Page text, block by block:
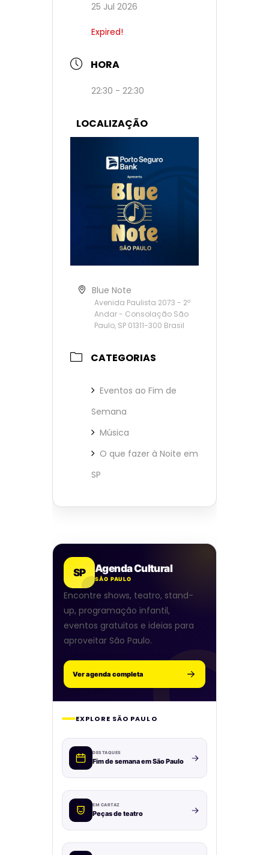
25 Jul 2026
Expired!
HORA
22:30 - 22:30
LOCALIZAÇÃO
Blue Note
Avenida Paulista 2073 - 2º
Andar - Consolação São
Paulo, SP 01311-300 Brasil
CATEGORIAS
Eventos ao Fim de
Semana
Música
O que fazer à Noite em
SP
SP Agenda Cultural
SÃO PAULO
Encontre shows, teatro, stand-
up, programação infantil,
eventos gratuitos e ideias para
aproveitar São Paulo.
Ver agenda completa
EXPLORE SÃO PAULO
DESTAQUES
Fim de semana em São Paulo
EM CARTAZ
Peças de teatro